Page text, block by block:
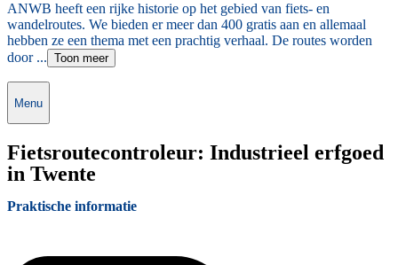
ANWB heeft een rijke historie op het gebied van fiets- en
wandelroutes. We bieden er meer dan 400 gratis aan en allemaal
hebben ze een thema met een prachtig verhaal. De routes worden
door ... Toon meer
Menu
Fietsroutecontroleur: Industrieel erfgoed
in Twente
Praktische informatie